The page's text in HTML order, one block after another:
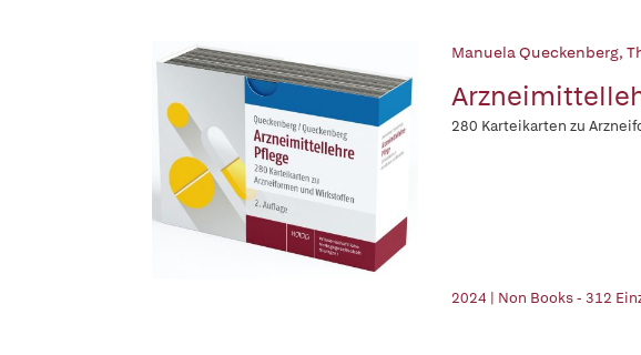
Manuela Queckenberg,
280 Karteikarten zu
2024 | Non Books - 312